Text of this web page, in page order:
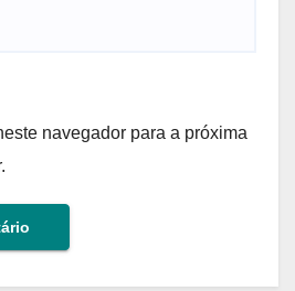
navegador para a próxima